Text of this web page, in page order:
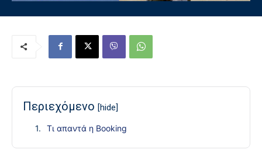
Περιεχόμενο [hide]
Τι απαντά η Booking